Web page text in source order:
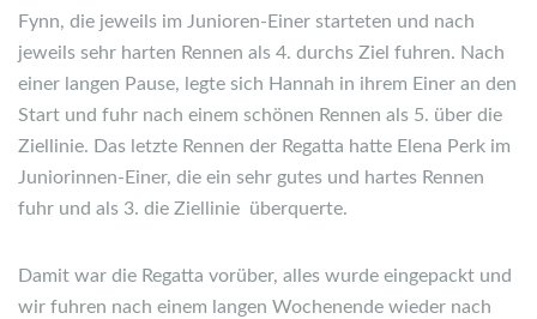
Fynn, die jeweils im Junioren-Einer starteten und nach
jeweils sehr harten Rennen als 4. durchs Ziel fuhren. Nach
einer langen Pause, legte sich Hannah in ihrem Einer an den
Start und fuhr nach einem schönen Rennen als 5. über die
Ziellinie. Das letzte Rennen der Regatta hatte Elena Perk im
Juniorinnen-Einer, die ein sehr gutes und hartes Rennen
fuhr und als 3. die Ziellinie überquerte.
Damit war die Regatta vorüber, alles wurde eingepackt und
wir fuhren nach einem langen Wochenende wieder nach